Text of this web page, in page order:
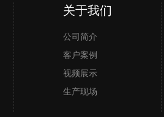
关于我们
公司简介
客户案例
视频展示
生产现场